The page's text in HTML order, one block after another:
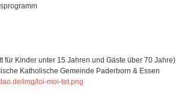
für Kinder unter 15 Jahren und Gäste über 70 Jahre)
Katholische Gemeinde Paderborn & Essen
img/loi-moi-tet.png